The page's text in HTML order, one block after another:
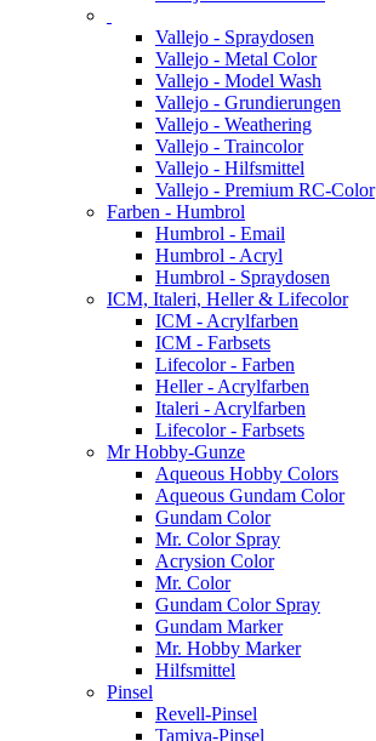
Vallejo - Spraydosen
Vallejo - Metal Color
Vallejo - Model Wash
Vallejo - Grundierungen
Vallejo - Weathering
Vallejo - Traincolor
Vallejo - Hilfsmittel
Vallejo - Premium RC-Color
Farben - Humbrol
Humbrol - Email
Humbrol - Acryl
Humbrol - Spraydosen
ICM, Italeri, Heller & Lifecolor
ICM - Acrylfarben
ICM - Farbsets
Lifecolor - Farben
Heller - Acrylfarben
Italeri - Acrylfarben
Lifecolor - Farbsets
Mr Hobby-Gunze
Aqueous Hobby Colors
Aqueous Gundam Color
Gundam Color
Mr. Color Spray
Acrysion Color
Mr. Color
Gundam Color Spray
Gundam Marker
Mr. Hobby Marker
Hilfsmittel
Pinsel
Revell-Pinsel
Tamiya-Pinsel